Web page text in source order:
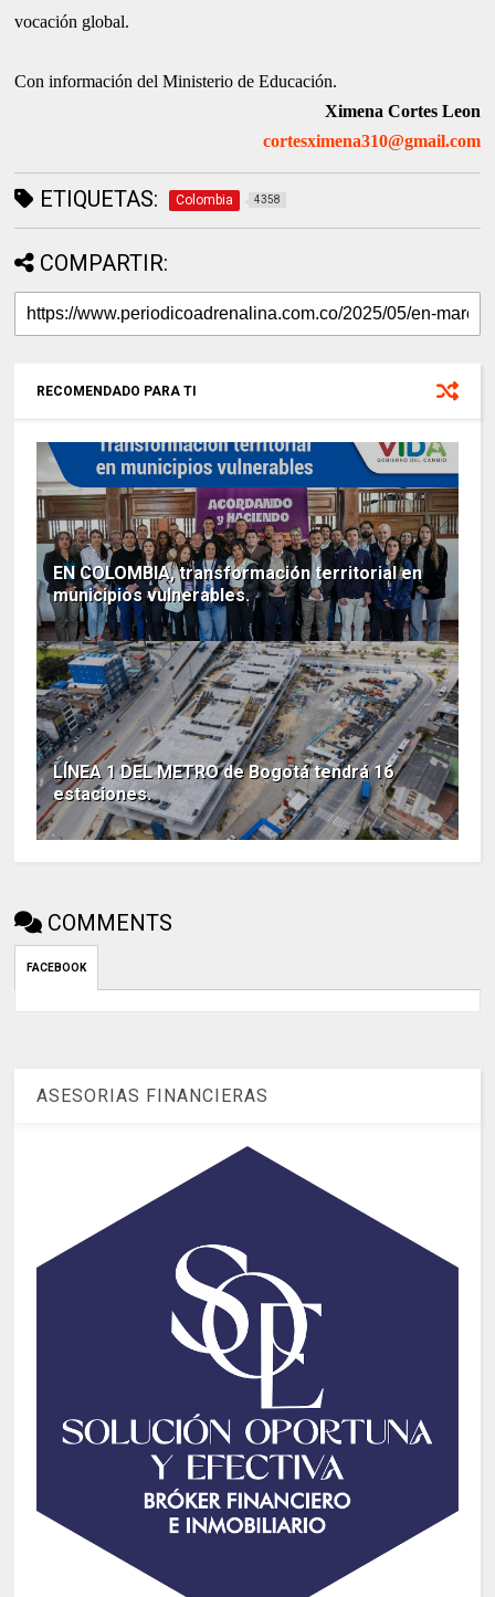
vocación global.
Con información del Ministerio de Educación.
Ximena Cortes Leon
cortesximena310@gmail.com
ETIQUETAS: Colombia 4358
COMPARTIR:
RECOMENDADO PARA TI
EN COLOMBIA, transformación territorial en
municipios vulnerables.
LÍNEA 1 DEL METRO de Bogotá tendrá 16
estaciones.
COMMENTS
FACEBOOK
ASESORIAS FINANCIERAS